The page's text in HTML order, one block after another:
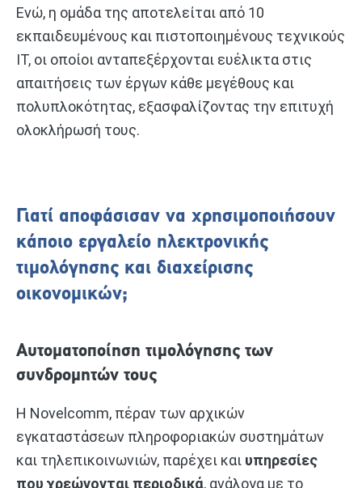
Ενώ, η ομάδα της αποτελείται από 10
εκπαιδευμένους και πιστοποιημένους τεχνικούς
IT, οι οποίοι ανταπεξέρχονται ευέλικτα στις
απαιτήσεις των έργων κάθε μεγέθους και
πολυπλοκότητας, εξασφαλίζοντας την επιτυχή
ολοκλήρωσή τους.
Γιατί αποφάσισαν να χρησιμοποιήσουν
κάποιο εργαλείο ηλεκτρονικής
τιμολόγησης και διαχείρισης
οικονομικών;
Αυτοματοποίηση τιμολόγησης των
συνδρομητών τους
Η Novelcomm, πέραν των αρχικών
εγκαταστάσεων πληροφοριακών συστημάτων
και τηλεπικοινωνιών, παρέχει και υπηρεσίες
που χρεώνονται περιοδικά, ανάλογα με το